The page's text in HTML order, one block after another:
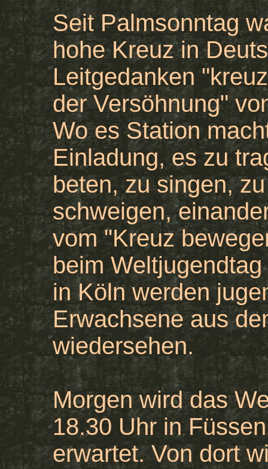
Seit Palmsonntag
hohe Kreuz in
Leitgedanken
der Versöhnung"
Wo es Station
Einladung, es zu
beten, zu singen,
schweigen,
vom "Kreuz
beim
in Köln werden
Erwachsene aus
wiedersehen.
Morgen wird das
18.30 Uhr in
erwartet. Von dort